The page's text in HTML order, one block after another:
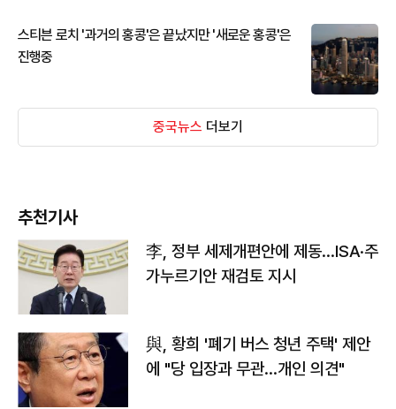
스티븐 로치 '과거의 홍콩'은 끝났지만 '새로운 홍콩'은
진행중
중국뉴스 더보기
추천기사
李, 정부 세제개편안에 제동…ISA·주
가누르기안 재검토 지시
與, 황희 '폐기 버스 청년 주택' 제안
에 "당 입장과 무관…개인 의견"